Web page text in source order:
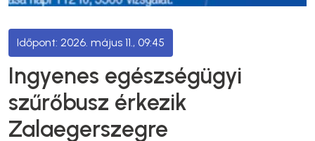
2026. május 11., 09:45
Ingyenes egészségügyi
szűrőbusz érkezik
Zalaegerszegre